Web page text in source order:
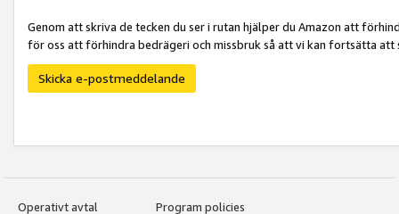
Genom att skriva de tecken du ser i rutan hjälper du Amazon att
för oss att förhindra bedrägeri och missbruk så att vi kan fortsätta
Skicka e-postmeddelande
Operativt avtal
Program policies